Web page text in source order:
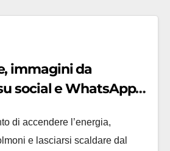
immagini da
social e WhatsApp
di accendere l’energia,
e lasciarsi scaldare dal